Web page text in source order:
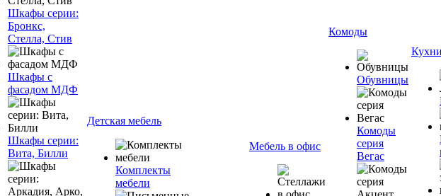
Шкафы серии:
Бронкс,
Стелла, Стив
Шкафы с
фасадом МДФ
Шкафы серии:
Вита, Билли
Детская мебель
Комплекты
мебели
Мебель в офис
Комоды
Обувницы
Комоды
серия
Вегас